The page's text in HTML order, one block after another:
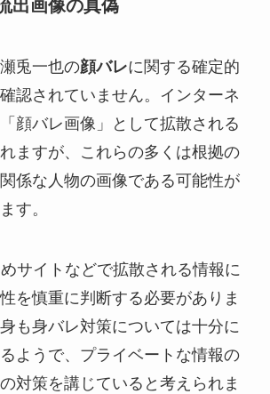
出画像の真偽
兎一也の顔バレに関する確定的
認されていません。インターネ
顔バレ画像」として拡散される
ますが、これらの多くは根拠の
係な人物の画像である可能性が
す。
サイトなどで拡散される情報に
を慎重に判断する必要がありま
も身バレ対策については十分に
ようで、プライベートな情報の
対策を講じていると考えられま